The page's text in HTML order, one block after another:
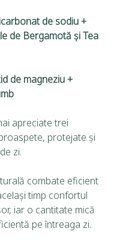
de sodiu +
de Bergamotă și Tea
de magneziu +
apreciate trei
protejate și
zi.
combate eficient
timp confortul
iar o cantitate mică
pe întreaga zi.